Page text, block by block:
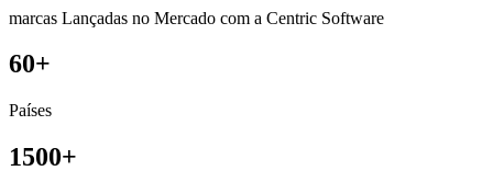
marcas Lançadas no Mercado com a Centric Software
60+
Países
1500+